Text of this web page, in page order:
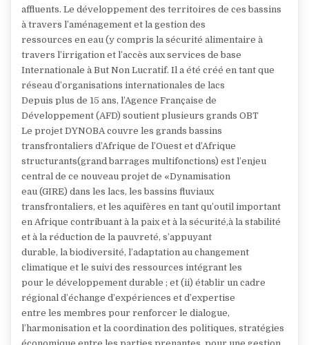
affluents. Le développement des territoires de ces bassins
à travers l’aménagement et la gestion des
ressources en eau (y compris la sécurité alimentaire à
travers l’irrigation et l’accès aux services de base
Internationale à But Non Lucratif. Il a été créé en tant que
réseau d’organisations internationales de lacs
Depuis plus de 15 ans, l’Agence Française de
Développement (AFD) soutient plusieurs grands OBT
Le projet DYNOBA couvre les grands bassins
transfrontaliers d’Afrique de l’Ouest et d’Afrique
structurants(grand barrages multifonctions) est l’enjeu
central de ce nouveau projet de «Dynamisation
eau (GIRE) dans les lacs, les bassins fluviaux
transfrontaliers, et les aquifères en tant qu’outil important
en Afrique contribuant à la paix et à la sécurité,à la stabilité
et à la réduction de la pauvreté, s’appuyant
durable, la biodiversité, l’adaptation au changement
climatique et le suivi des ressources intégrant les
pour le développement durable ; et (ii) établir un cadre
régional d’échange d’expériences et d’expertise
entre les membres pour renforcer le dialogue,
l’harmonisation et la coordination des politiques, stratégies